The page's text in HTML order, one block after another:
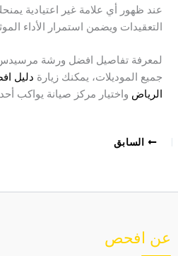
عند ظهور أي علامة غير اعتيادية
التعقيدات ويضمن استمرار الأداء
لمعرفة تفاصيل افضل ورشة
جميع الموديلات، يمكنك زيارة دليل
الرياض واختيار مركز صيانة يواكب
السابق
عن افحص